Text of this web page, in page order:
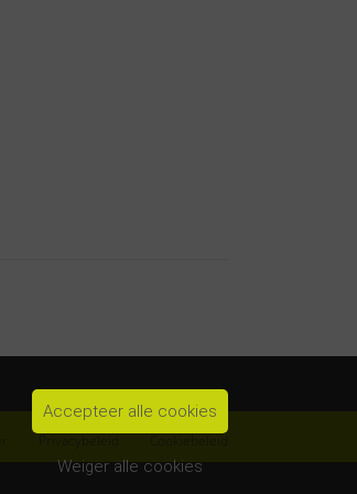
Accepteer alle cookies
Weiger alle cookies